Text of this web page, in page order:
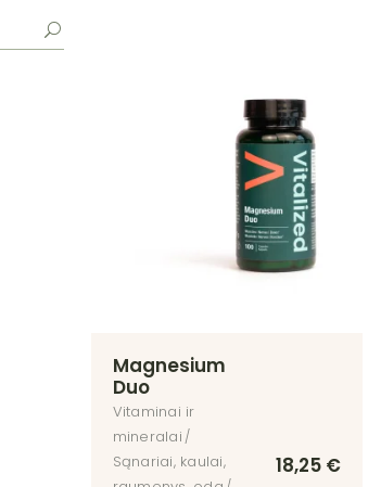
Magnesium
Duo
Vitaminai ir
mineralai
Sąnariai, kaulai,
18,25 €